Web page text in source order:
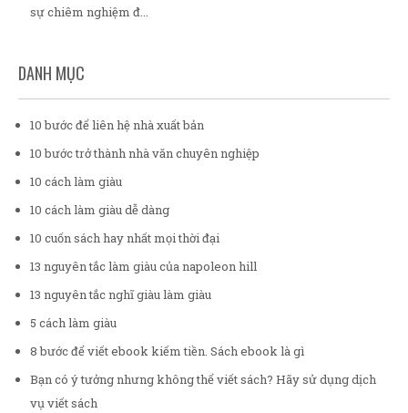
sự chiêm nghiệm đ...
DANH MỤC
10 bước để liên hệ nhà xuất bản
10 bước trở thành nhà văn chuyên nghiệp
10 cách làm giàu
10 cách làm giàu dễ dàng
10 cuốn sách hay nhất mọi thời đại
13 nguyên tắc làm giàu của napoleon hill
13 nguyên tắc nghĩ giàu làm giàu
5 cách làm giàu
8 bước để viết ebook kiếm tiền. Sách ebook là gì
Bạn có ý tưởng nhưng không thể viết sách? Hãy sử dụng dịch
vụ viết sách